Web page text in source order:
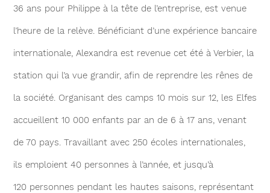
36 ans pour Philippe à la tête de l’entreprise, est venue
l’heure de la relève. Bénéficiant d’une expérience bancaire
internationale, Alexandra est revenue cet été à Verbier, la
station qui l’a vue grandir, afin de reprendre les rênes de
la société. Organisant des camps 10 mois sur 12, les Elfes
accueillent 10 000 enfants par an de 6 à 17 ans, venant
de 70 pays. Travaillant avec 250 écoles ­internationales,
ils emploient 40 personnes à l’année, et jusqu’à
120 personnes pendant les hautes saisons, représentant